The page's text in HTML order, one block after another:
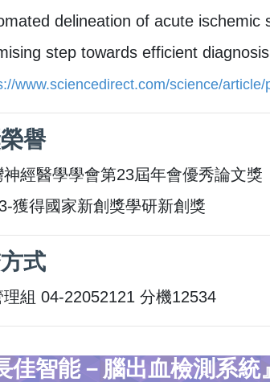
delineation of acute ischemic
step towards efficient
www.sciencedirect.com/science/
譽
神經醫學學會第23屆年會優秀論文獎
獲得國家新創獎學研新創獎
式
組 04-22052121 分機12534
佳智能－腦出血檢測系